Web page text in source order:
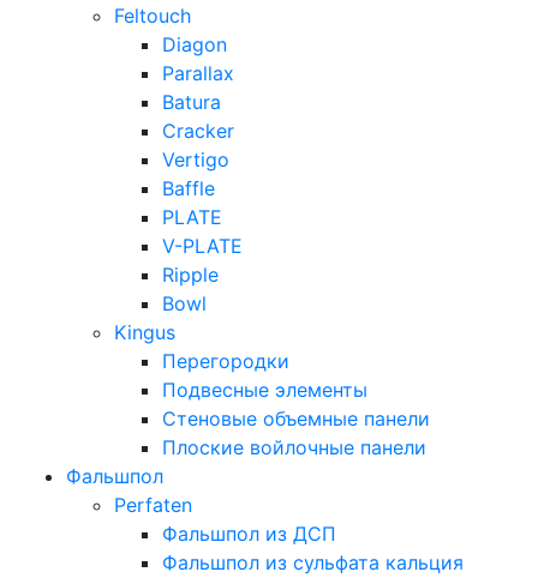
Feltouch
Diagon
Parallax
Batura
Cracker
Vertigo
Baffle
PLATE
V-PLATE
Ripple
Bowl
Kingus
Перегородки
Подвесные элементы
Стеновые объемные панели
Плоские войлочные панели
Фальшпол
Perfaten
Фальшпол из ДСП
Фальшпол из сульфата кальция